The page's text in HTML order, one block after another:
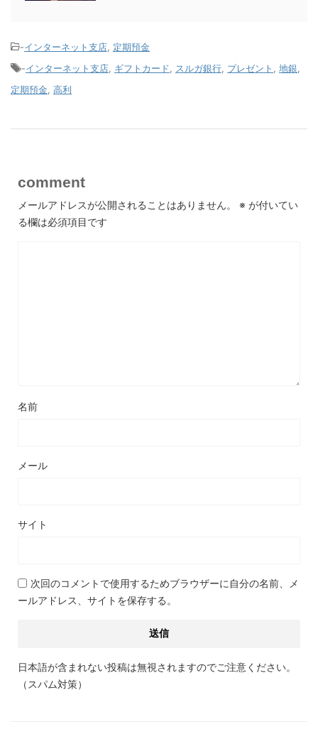
-インターネット支店 定期預金
-インターネット支店 ギフトカード スルガ銀行 プレゼント 地銀
定期預金 高利
comment
メールアドレスが公開されることはありません。 ※ が付いてい
る欄は必須項目です
名前
メール
サイト
次回のコメントで使用するためブラウザーに自分の名前、メ
ールアドレス、サイトを保存する。
日本語が含まれない投稿は無視されますのでご注意ください。
（スパム対策）